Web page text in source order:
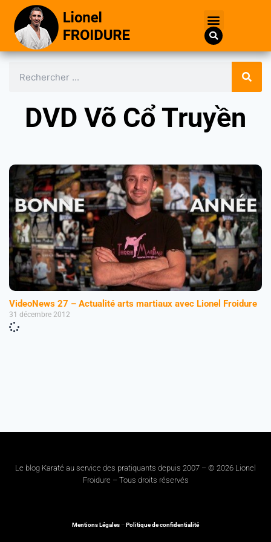
DVD Võ Cổ Truyền
VideoNews 27 – Actualité arts martiaux avec Lionel Froidure
31 décembre 2012
Le blog Karaté au service des pratiquants depuis 2007 – © 2026 Lionel
Froidure – Tous droits réservés
Mentions Légales –Politique de confidentialité